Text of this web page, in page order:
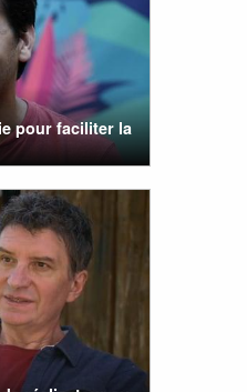
pour faciliter la